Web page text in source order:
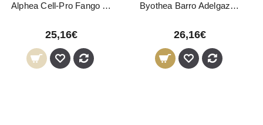
Alphea Cell-Pro Fango Cosmético 1000ml
25,16€
Byothea Barro Adelgazante - 1000ML
26,16€